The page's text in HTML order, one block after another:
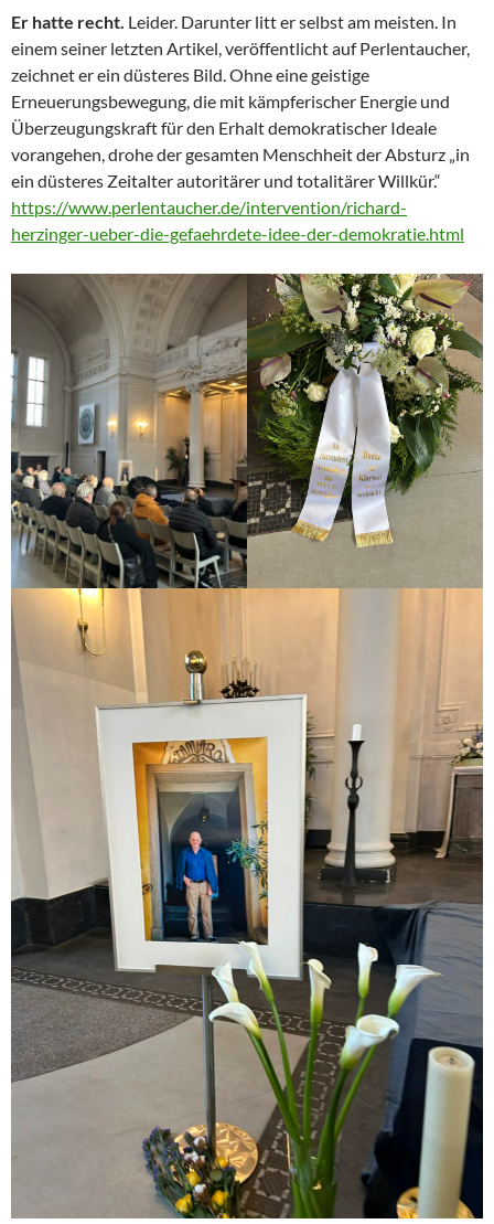
Er hatte recht. Leider. Darunter litt er selbst am meisten. In
einem seiner letzten Artikel, veröffentlicht auf Perlentaucher,
zeichnet er ein düsteres Bild. Ohne eine geistige
Erneuerungsbewegung, die mit kämpferischer Energie und
Überzeugungskraft für den Erhalt demokratischer Ideale
vorangehen, drohe der gesamten Menschheit der Absturz „in
ein düsteres Zeitalter autoritärer und totalitärer Willkür.“
https://www.perlentaucher.de/intervention/richard-
herzinger-ueber-die-gefaehrdete-idee-der-demokratie.html